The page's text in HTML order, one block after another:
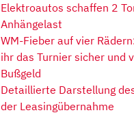
Elektroautos schaffen 2
Anhängelast
WM-Fieber auf vier
ihr das Turnier sicher und
Bußgeld
Detaillierte Darstellung
der Leasingübernahme